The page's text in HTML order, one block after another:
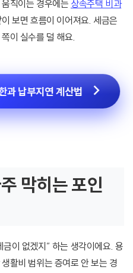
직이는 경우에는 상속주택 비과
보면 흐름이 이어져요. 세금은
이 실수를 덜 해요.
과 납부지연 계산법
막히는 포인
이 없겠지” 하는 생각이에요. 용
활비 범위는 증여로 안 보는 경